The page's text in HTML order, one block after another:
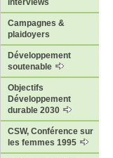
interviews
Campagnes &
plaidoyers
Développement
soutenable
Objectifs
Développement
durable 2030
CSW, Conférence sur
les femmes 1995